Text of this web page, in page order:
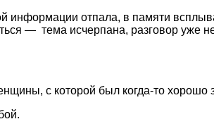
информации отпала, в памяти
— тема исчерпана, разговор уже
с которой был когда-то